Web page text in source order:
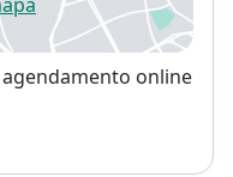
num novo separador
online